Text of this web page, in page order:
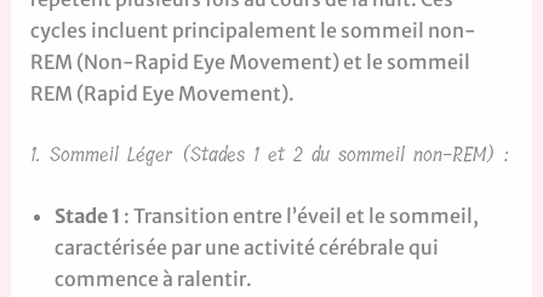
cycles incluent principalement le sommeil non-
REM (Non-Rapid Eye Movement) et le sommeil
REM (Rapid Eye Movement).
1. Sommeil Léger (Stades 1 et 2 du sommeil non-REM) :
Stade 1 : Transition entre l’éveil et le sommeil,
caractérisée par une activité cérébrale qui
commence à ralentir.